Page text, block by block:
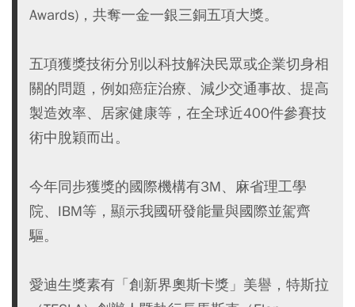
Awards)，共奪一金一銀三銅五項大獎。
五項獲獎技術分別以科技解決民眾或企業切身相
關的問題，例如癌症治療、減少交通事故、提高
製造效率、居家健康等，在全球近400件參賽技
術中脫穎而出。
今年同步獲獎的國際機構有3M、麻省理工學
院、IBM等，顯示我國研發能量與國際並駕齊
驅。
愛迪生獎素有「創新界奧斯卡獎」美譽，特斯拉